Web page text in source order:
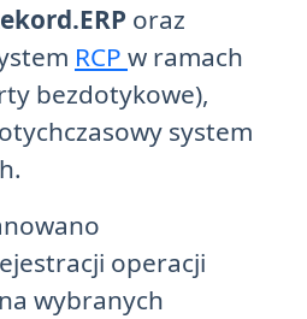
oraz
RCP w ramach
bezdotykowe),
system
operacji
wybranych